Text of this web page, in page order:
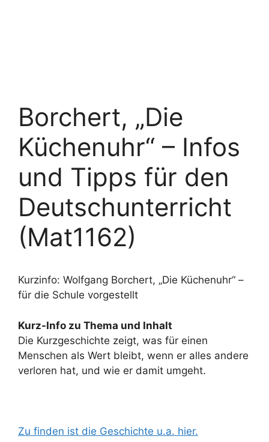
Borchert, „Die
Küchenuhr“ – Infos
und Tipps für den
Deutschunterricht
(Mat1162)
Kurzinfo: Wolfgang Borchert, „Die Küchenuhr“ –
für die Schule vorgestellt
Kurz-Info zu Thema und Inhalt
Die Kurzgeschichte zeigt, was für einen
Menschen als Wert bleibt, wenn er alles andere
verloren hat, und wie er damit umgeht.
Zu finden ist die Geschichte u.a. hier.